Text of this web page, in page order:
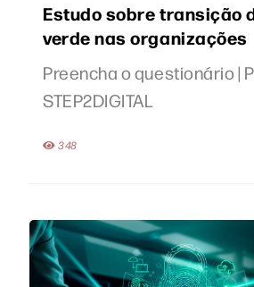
Estudo sobre transição
verde nas organizações
Preencha o questionário |
STEP2DIGITAL
348